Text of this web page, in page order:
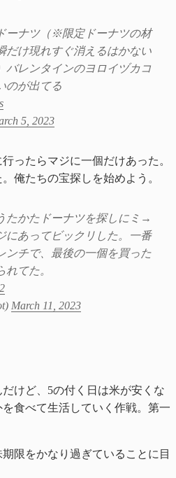
ーナツ（※限定ドーナツの材
だけ現れすぐ消えるはかない
バレンタインのヨロイヅカコ
のが出てる
5, 2023
ったらマジに一個だけあった。
俺たちの宝探しを始めよう。
たかたドーナツを探しにミ→
にあってビックリした。一番
ンチで、最後の一個を買った
てた。
March 11, 2023
けど、5の付く日は米が安くな
食べて生活していく作戦。第一
限をかなり過ぎていることに目